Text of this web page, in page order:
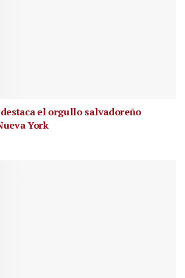
el orgullo salvadoreño
York